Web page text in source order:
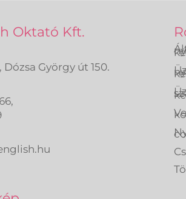
Oktató Kft.
Dózsa György út 150.